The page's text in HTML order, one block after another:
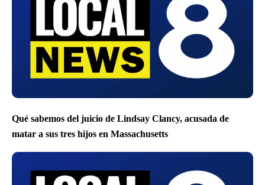
Qué sabemos del juicio de Lindsay Clancy, acusada de
matar a sus tres hijos en Massachusetts